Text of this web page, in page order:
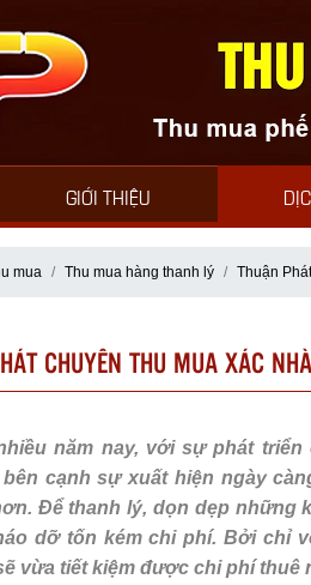
GIỚI THIỆU
mua Thu mua hàng thanh lý Thuận
CHUYÊN THU MUA XÁC
năm nay, với sự phát
cạnh sự xuất hiện ngày
Để thanh lý, dọn dẹp những
dỡ tốn kém chi phí. Bởi chỉ
vừa tiết kiệm được chi phí